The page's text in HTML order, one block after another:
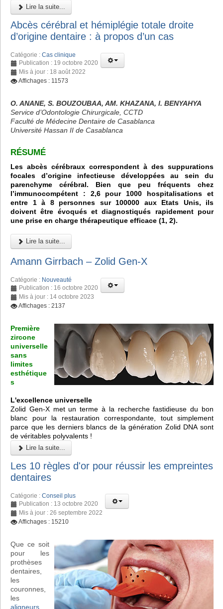
Lire la suite...
Abcès cérébral et hémiplégie totale droite
d’origine dentaire : à propos d’un cas
Catégorie : Cas clinique
Publication : 19 octobre 2020
Mis à jour : 18 août 2022
Affichages : 11573
O. ANANE, S. BOUZOUBAA, AM. KHAZANA, I. BENYAHYA
Service d’Odontologie Chirurgicale, CCTD
Faculté de Médecine Dentaire de Casablanca
Université Hassan II de Casablanca
RÉSUMÉ
Les abcès cérébraux correspondent à des suppurations
focales d’origine infectieuse développées au sein du
parenchyme cérébral. Bien que peu fréquents chez
l’immunocompétent : 2,6 pour 1000 hospitalisations et
entre 1 à 8 personnes sur 100000 aux Etats Unis, ils
doivent être évoqués et diagnostiqués rapidement pour
une prise en charge thérapeutique efficace (1, 2).
Lire la suite...
Amann Girrbach – Zolid Gen-X
Catégorie : Nouveauté
Publication : 16 octobre 2020
Mis à jour : 14 octobre 2023
Affichages : 2137
Première
zircone
universelle
sans
limites
esthétique
s
L'excellence universelle
Zolid Gen-X met un terme à la recherche fastidieuse du bon
blanc pour la restauration correspondante, tout simplement
parce que les derniers blancs de la génération Zolid DNA sont
de véritables polyvalents !
Lire la suite...
Les 10 règles d'or pour réussir les empreintes
dentaires
Catégorie : Conseil plus
Publication : 13 octobre 2020
Mis à jour : 26 septembre 2022
Affichages : 15210
Que ce soit
pour les
prothèses
dentaires,
les
couronnes,
les
aligneurs